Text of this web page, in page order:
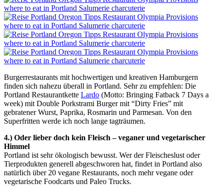
Burgerrestaurants mit hochwertigen und kreativen Hamburgern
finden sich nahezu überall in Portland. Sehr zu empfehlen: Die
Portland Restaurantkette Lardo (Motto: Bringing Fatback 7 Days a
week) mit Double Porkstrami Burger mit “Dirty Fries” mit
gebratener Wurst, Paprika, Rosmarin und Parmesan. Von den
Superfritten werde ich noch lange tagträumen.
4.) Oder lieber doch kein Fleisch – veganer und vegetarischer
Himmel
Portland ist sehr ökologisch bewusst. Wer der Fleischeslust oder
Tierprodukten generell abgeschworen hat, findet in Portland also
natürlich über 20 vegane Restaurants, noch mehr vegane oder
vegetarische Foodcarts und Paleo Trucks.